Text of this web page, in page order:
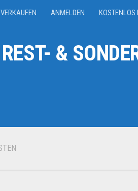
ANMELDEN KOSTENLOS
&